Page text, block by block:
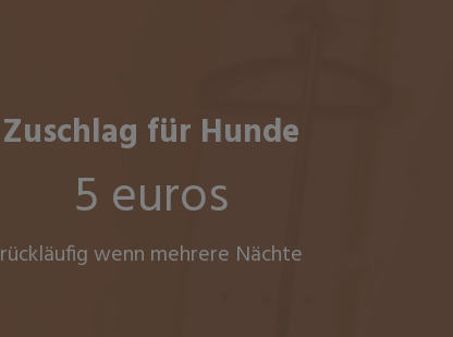
Zuschlag für Hunde
5 euros
rückläufig wenn mehrere Nächte